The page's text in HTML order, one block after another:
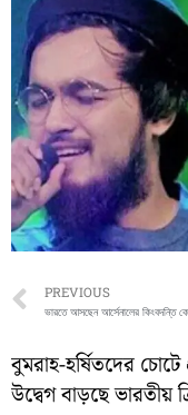
Prev
PREVIOUS
বুমরাহ-হর্ষিতদের
উদ্বেগ বাড়ছে ভারতীয়